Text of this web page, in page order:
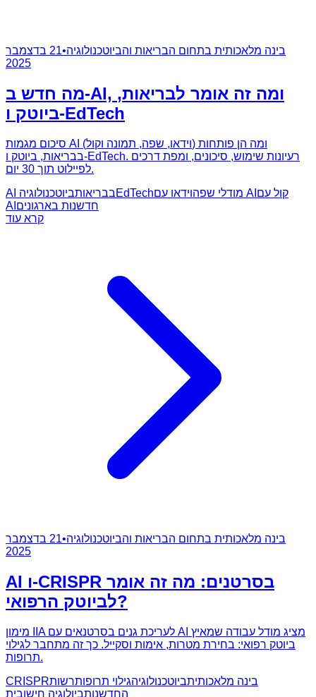
בינה מלאכותית בתחום הבריאות והביוטכנולוגיה•
21 בדצמבר
2025
מה חדש ב-AI, ומה זה אומר לבריאות,
ביוטק ו-EdTech
סיכום מגמות AI (וידאו, שפה, תמונה וקול) ומה הן פותחות
בבריאות, ביוטק ו-EdTech. רעיונות שימוש, סיכונים, ומפת דרכים
לפיילוט תוך 30 יום.
AI בבריאותביוטכנולוגיה EdTech מודלי שפה וידאו עם AI קול עם
AI חדשנות בארגונים
קרא עוד
בינה מלאכותית בתחום הבריאות והביוטכנולוגיה•
21 בדצמבר
2025
AI ו-CRISPR בסרטנים: מה זה אומר
לביוטק הרפואי?
מימון IIA לעריכת גנים בסרטנאים עם AI מציג מודל עבודה שמאיץ
ביוטק רפואי: בחירת מטרות, אימות וסקייל. כך זה מתחבר לגילוי
תרופות.
CRISPR
בינה מלאכותיתביוטכנולוגיהגילוי תרופותרשות
החדשנותביולוגיה חישובית